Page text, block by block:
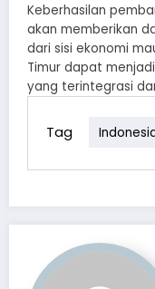
Keberhasilan
akan memberikan
dari sisi ekonomi
Timur dapat
yang terintegrasi
Tag